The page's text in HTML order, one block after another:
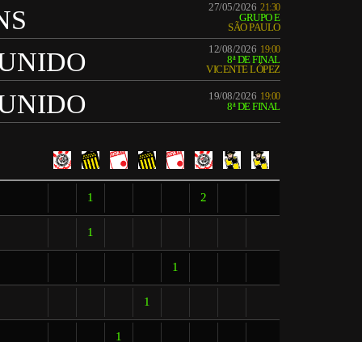
27/05/202621:30
GRUPO E
SÃO PAULO
12/08/2026 19:00
8ª DE FINAL
VICENTE LÓPEZ
19/08/2026 19:00
8ª DE FINAL
1 2
1
1
1
1